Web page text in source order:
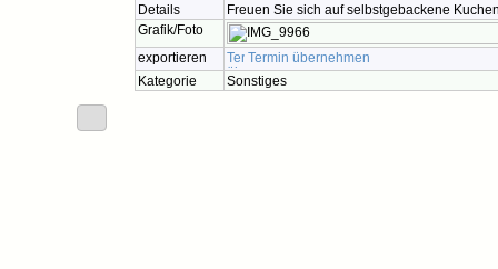
Details
Freuen Sie sich auf selbstgebackene
Grafik/Foto
exportieren
Termin übernehmen
Kategorie
Sonstiges